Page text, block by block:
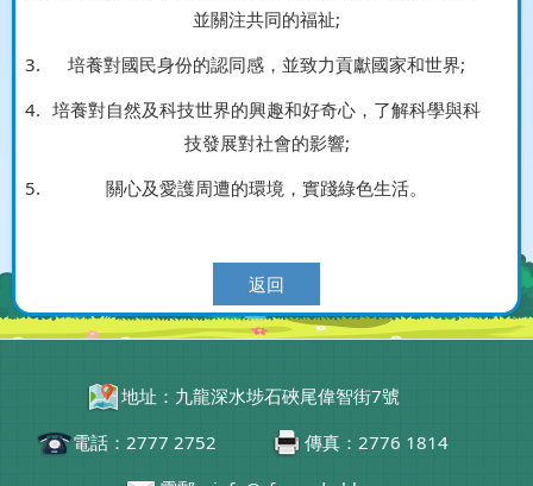
並關注共同的福祉;
培養對國民身份的認同感，並致力貢獻國家和世界;
培養對自然及科技世界的興趣和好奇心，了解科學與科
技發展對社會的影響;
關心及愛護周遭的環境，實踐綠色生活。
返回
地址：九龍深水埗石硤尾偉智街7號
電話：2777 2752
傳真：2776 1814